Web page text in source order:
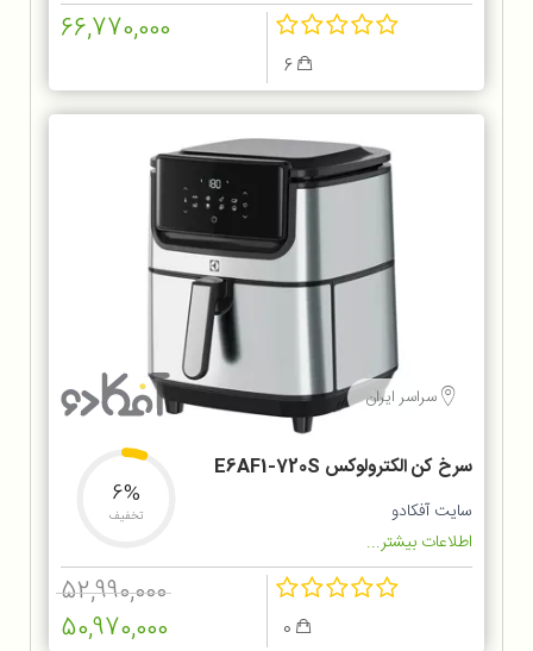
66,770,000
سراسر ایران
سرخ کن الکترولوکس E6AF1-720S
سایت آفکادو
اطلاعات بیشتر...
6%
تخفیف
52,990,000
50,970,000